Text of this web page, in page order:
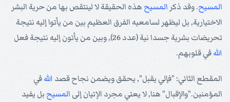
المسيح. وقد ذكر المسيح هذه الحقيقة لا لينتقص بها من حرية البشر
الاختيارية, بل ليظهر لسامعيه الفرق العظيم بين من يأتوا إليه نتيجة
تحريضات بشرية جسدا نية (عدد 26), وبين من يأتون إليه نتيجة فعل
اللهفي قلوبهم.
المقطع الثاني: "فإلي يقبل", يحقق ويضمن نجاح قصد اللهفي
المؤمنين."والإقبال" هنا, لا يعني مجرد الإتيان إلى المسيح بل يفيد